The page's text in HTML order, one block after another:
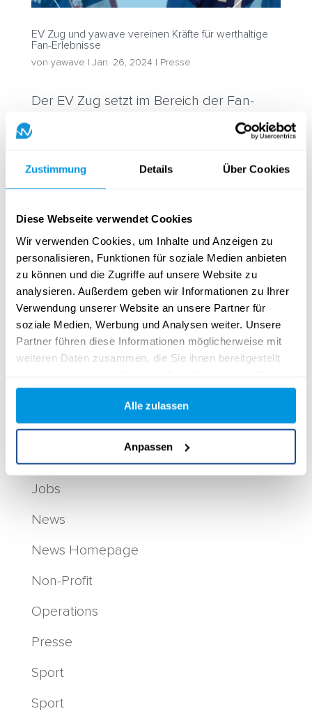
Zustimmung Details Über Cookies
Diese Webseite verwendet Cookies
Wir verwenden Cookies, um Inhalte und Anzeigen zu
personalisieren, Funktionen für soziale Medien anbieten
zu können und die Zugriffe auf unsere Website zu
analysieren. Außerdem geben wir Informationen zu Ihrer
Verwendung unserer Website an unsere Partner für
soziale Medien, Werbung und Analysen weiter. Unsere
Partner führen diese Informationen möglicherweise mit
weiteren Daten zusammen, die Sie ihnen bereitgestellt
gesammelt haben.
Alle zulassen
Anpassen
EV Zug und yawave vereinen Kräfte für werthaltige
Fan-Erlebnisse
von yawave Jan. 26, 2024| Presse
Der EV Zug setzt im Bereich der Fan-
Kommunikation künftig auf die Lösung
yawave. Die Zusammenarbeit soll dazu
beitragen, dass der Zuger Eishockeyclub
dank operativ nutzbaren...
« Ältere Einträge
Categories
Customer Journey
Jobs
News
News Homepage
Non-Profit
Operations
Presse
Sport
Sport